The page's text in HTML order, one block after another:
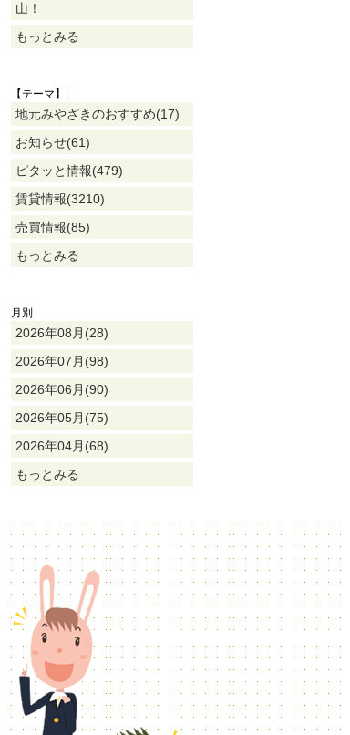
山！
もっとみる
【テーマ】|
地元みやざきのおすすめ(17)
お知らせ(61)
ピタッと情報(479)
賃貸情報(3210)
売買情報(85)
もっとみる
月別
2026年08月(28)
2026年07月(98)
2026年06月(90)
2026年05月(75)
2026年04月(68)
もっとみる